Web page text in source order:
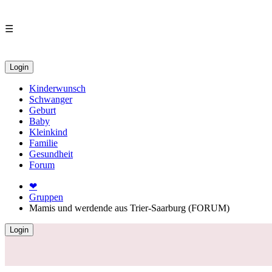
☰
Login
Kinderwunsch
Schwanger
Geburt
Baby
Kleinkind
Familie
Gesundheit
Forum
❤
Gruppen
Mamis und werdende aus Trier-Saarburg (FORUM)
Login